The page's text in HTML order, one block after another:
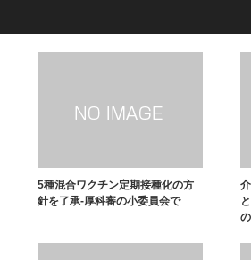
5種混合ワクチン定期接種化の方
針を了承-厚科審の小委員会で